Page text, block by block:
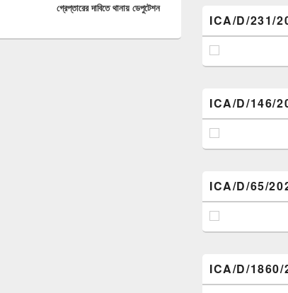
গ্রেপ্তারের দাবিতে থানায় ডেপুটেশন
ICA/D/231/
ICA/D/146/
ICA/D/65/
ICA/D/1860/